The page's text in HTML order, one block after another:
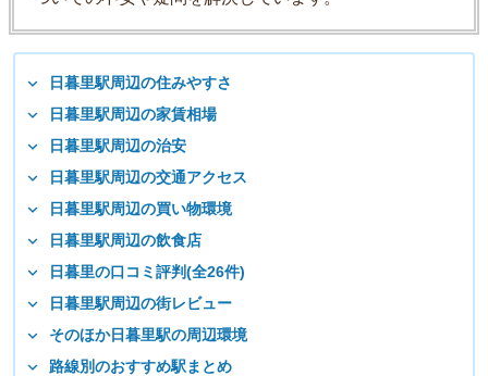
日暮里駅周辺の住みやすさ
日暮里駅周辺の家賃相場
日暮里駅周辺の治安
日暮里駅周辺の交通アクセス
日暮里駅周辺の買い物環境
日暮里駅周辺の飲食店
日暮里の口コミ評判(全26件)
日暮里駅周辺の街レビュー
そのほか日暮里駅の周辺環境
路線別のおすすめ駅まとめ